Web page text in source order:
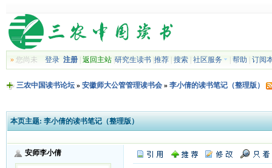
»您尚未 登录 注册| 返回主站| 研究生读书| 推荐| 搜索| 社区服务 帮助 订阅
三农中国读书论坛» 安徽师大公管管理读书会» 李小倩的读书笔记（整理版）
本页主题: 李小倩的读书笔记（整理版）
安师李小倩